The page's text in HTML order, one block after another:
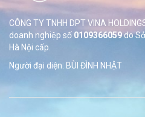
CÔNG TY TNHH DPT VINA
doanh nghiệp số 0109366059do
Hà Nội cấp.
Người đại diện: BÙI ĐÌNH NHẬT